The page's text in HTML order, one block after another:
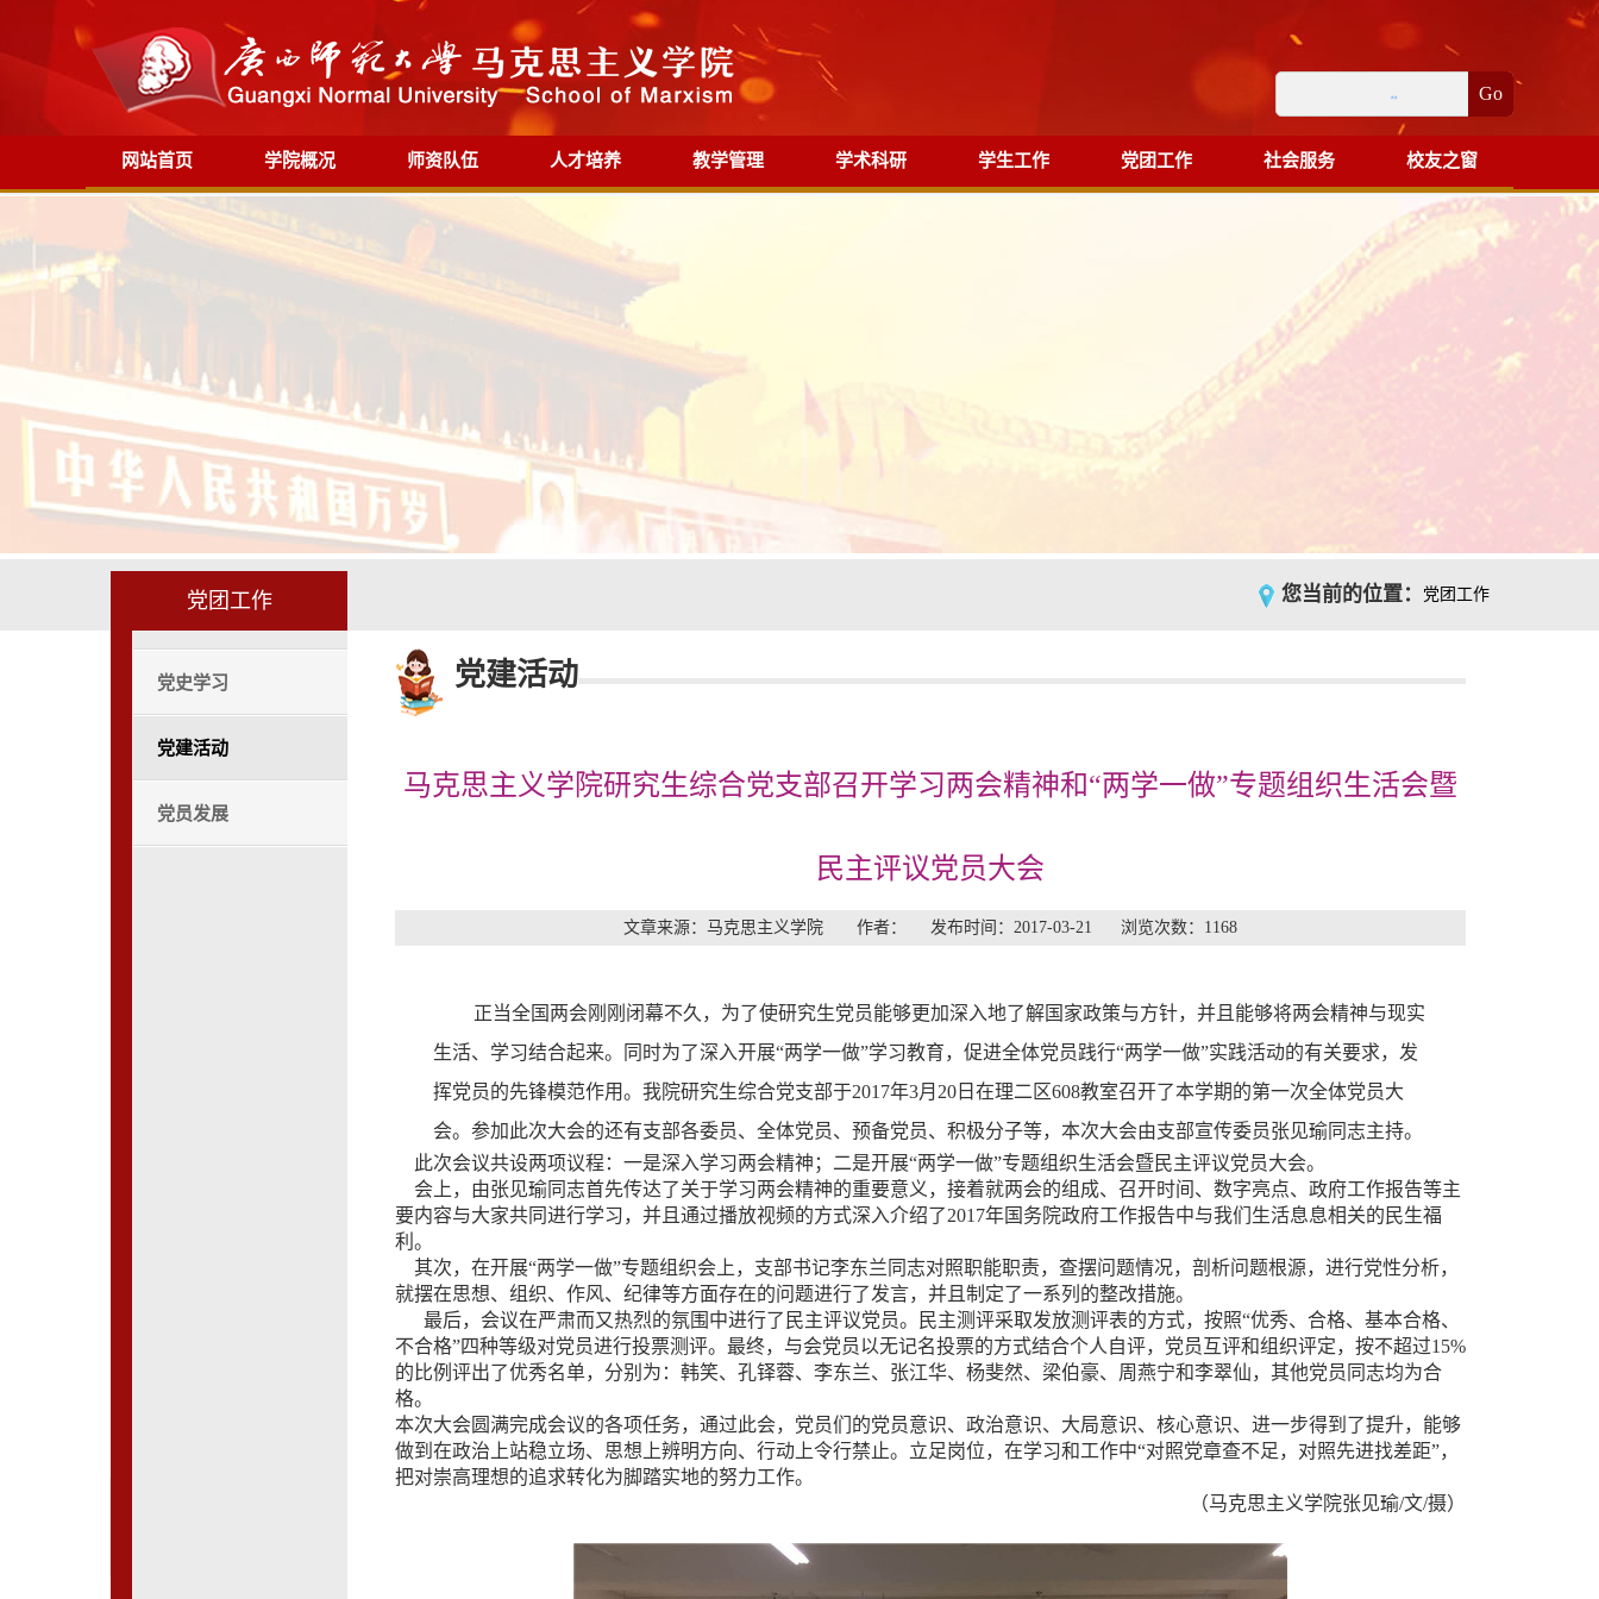
Go
网站首页 学院概况 师资队伍 人才培养 教学管理 学术科研 学生工作 党团工作 社会服务 校友之窗
党团工作 您当前的位置： 党团工作
党史学习
党建活动
党员发展
党建活动
马克思主义学院研究生综合党支部召开学习两会精神和“两学一做”专题组织生活会暨
民主评议党员大会
文章来源：马克思主义学院 作者： 发布时间：2017-03-21 浏览次数： 1168
正当全国 两会刚刚闭幕不久 ，为了使研究生党员能够更加深入地了解国家政策与方针，并且能够将两会精神与现实
生活、学习结合起来。同时为了深入开展“两学一做”学习教育，促进全体党员践行“两学一做”实践活动的有关要求，发
挥党员的先锋模范作用。我院研究生综合党支部于2017年3月20日在理二区608教室召开了本学期的第一次全体党员大
会。参加此次大会的还有支部各委员、全体党员、预备党员、积极分子等，本次大会由支部宣传委员张见瑜同志主持。
此次会议共设两项议程：一是深入学习两会精神；二是开展“两学一做”专题组织生活会暨民主评议党员大会。
会上，由张见瑜同志首先传达了关于学习两会精神的重要意义，接着就两会的组成、召开时间、数字亮点、政府工作报告等主
要内容与大家共同进行学习，并且通过播放视频的方式深入介绍了2017年国务院政府工作报告中与我们生活息息相关的民生福
利。
其次，在开展“两学一做”专题组织会上，支部书记李东兰同志对照职能职责，查摆问题情况，剖析问题根源，进行党性分析，
就摆在思想、组织、作风、纪律等方面存在的问题进行了发言，并且制定了一系列的整改措施。
最后，会议在严肃而又热烈的氛围中进行了民主评议党员。民主测评采取发放测评表的方式，按照“优秀、合格、基本合格、
不合格”四种等级对党员进行投票测评。最终，与会党员以无记名投票的方式结合个人自评，党员互评和组织评定，按不超过15%
的比例评出了优秀名单，分别为：韩笑、孔铎蓉、李东兰、张江华、杨斐然、梁伯豪、周燕宁和李翠仙，其他党员同志均为合
格。
本次大会圆满完成会议的各项任务，通过此会，党员们的党员意识、政治意识、大局意识、核心意识、进一步得到了提升，能够
做到在政治上站稳立场、思想上辨明方向、行动上令行禁止。立足岗位，在学习和工作中“对照党章查不足，对照先进找差距”，
把对崇高理想的追求转化为脚踏实地的努力工作。
（马克思主义学院张见瑜/文/摄）